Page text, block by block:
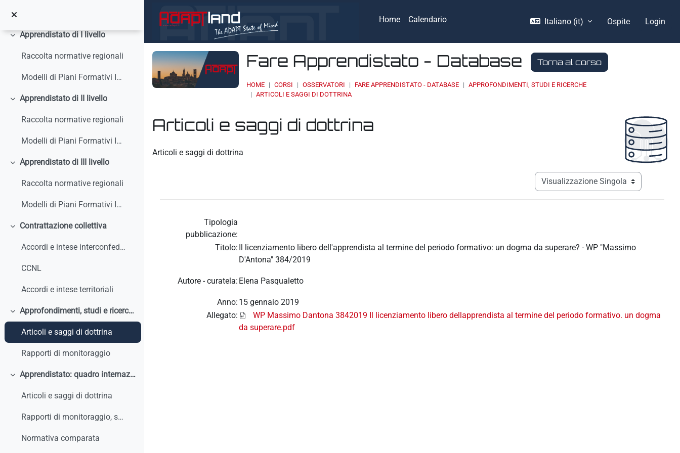
Home Calendario Italiano ‎(it)‎ Ospite Login
Minimizza
Apprendistato di I livello
Raccolta normative regionali
Modelli di Piani Formativi Individuali
Minimizza
Apprendistato di II livello
Raccolta normative regionali
Modelli di Piani Formativi Individuali
Minimizza
Apprendistato di III livello
Raccolta normative regionali
Modelli di Piani Formativi Individuali
Minimizza
Contrattazione collettiva
Accordi e intese interconfederali
CCNL
Accordi e intese territoriali
Minimizza
Approfondimenti, studi e ricerche
Articoli e saggi di dottrina
Rapporti di monitoraggio
Minimizza
Apprendistato: quadro internazionale e comparato
Articoli e saggi di dottrina
Rapporti di monitoraggio, studi, ricerche, report internazionali
Normativa comparata
Fare Apprendistato - Database Torna al corso
HOME CORSI OSSERVATORI FARE APPRENDISTATO - DATABASE
APPROFONDIMENTI, STUDI E RICERCHE
ARTICOLI E SAGGI DI DOTTRINA
Articoli e saggi di dottrina
Articoli e saggi di dottrina
Navigazione terziaria modalità
Tipologia
pubblicazione:
Titolo: Il licenziamento libero dell'apprendista al termine del periodo formativo: un dogma da superare? - WP "Massimo
D'Antona" 384/2019
Autore - curatela: Elena Pasqualetto
Anno: 15 gennaio 2019
Allegato:
WP Massimo Dantona 3842019 Il licenziamento libero dellapprendista al termine del periodo formativo. un dogma
da superare.pdf